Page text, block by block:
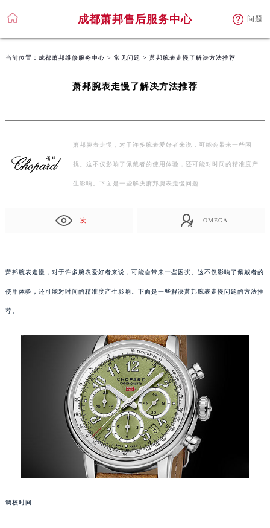
成都萧邦售后服务中心 问题
当前位置： 成都萧邦维修服务中心 > 常见问题 > 萧邦腕表走慢了解决方法推荐
萧邦腕表走慢了解决方法推荐
萧邦腕表走慢，对于许多腕表爱好者来说，可能会带来一些困
扰。这不仅影响了佩戴者的使用体验，还可能对时间的精准度产
生影响。下面是一些解决萧邦腕表走慢问题…
次 OMEGA
萧邦腕表走慢，对于许多腕表爱好者来说，可能会带来一些困扰。这不仅影响了佩戴者的
使用体验，还可能对时间的精准度产生影响。下面是一些解决萧邦腕表走慢问题的方法推
荐。
调校时间